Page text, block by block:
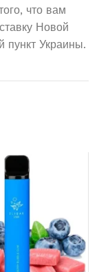
что вам
Новой
пункт Украины.